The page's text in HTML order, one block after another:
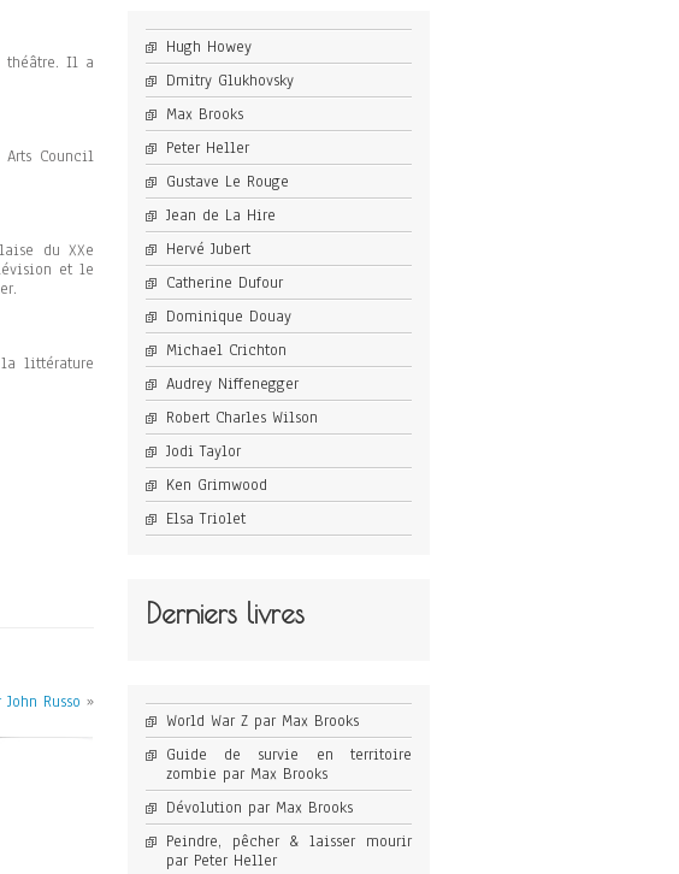
théâtre. Il a
Council
du XXe
et le
littérature
Russo »
Hugh Howey
Dmitry Glukhovsky
Max Brooks
Peter Heller
Gustave Le Rouge
Jean de La Hire
Hervé Jubert
Catherine Dufour
Dominique Douay
Michael Crichton
Audrey Niffenegger
Robert Charles Wilson
Jodi Taylor
Ken Grimwood
Elsa Triolet
Derniers livres
World War Z par Max Brooks
Guide de survie en territoire
zombie par Max Brooks
Dévolution par Max Brooks
Peindre, pêcher & laisser mourir
par Peter Heller